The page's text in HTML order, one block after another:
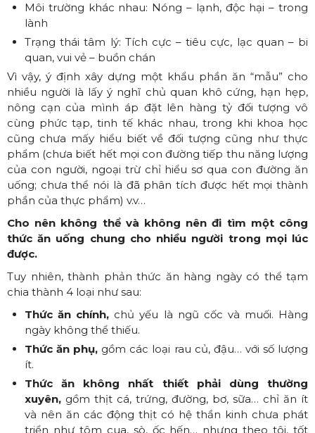
Môi trường khác nhau: Nóng – lạnh, độc hại – trong
lành
Trạng thái tâm lý: Tích cực – tiêu cực, lạc quan – bi
quan, vui vẻ – buồn chán
Vì vậy, ý định xây dựng một khẩu phần ăn “mẫu” cho
nhiều người là lấy ý nghĩ chủ quan khô cứng, hạn hẹp,
nông cạn của mình áp đặt lên hàng tỷ đối tượng vô
cùng phức tạp, tinh tế khác nhau, trong khi khoa học
cũng chưa mấy hiểu biết về đối tượng cũng như thực
phẩm (chưa biết hết mọi con đường tiếp thu năng lượng
của con người, ngoại trừ chỉ hiểu sơ qua con đường ăn
uống; chưa thể nói là đã phân tích được hết mọi thành
phần của thực phẩm) v.v…
Cho nên không thể và không nên đi tìm một công
thức ăn uống chung cho nhiều người trong mọi lúc
được.
Tuy nhiên, thành phản thức ăn hàng ngày có thể tạm
chia thành 4 loại như sau:
Thức ăn chính, chủ yếu là ngũ cốc và muối. Hàng
ngày không thể thiếu.
Thức ăn phụ, gồm các loại rau củ, đậu… với số lượng
ít.
Thức ăn không nhất thiết phải dùng thường
xuyên, gồm thịt cá, trứng, đường, bơ, sữa… chỉ ăn ít
và nên ăn các động thịt có hệ thần kinh chưa phát
triển như tôm cua, sò, ốc hến… nhưng theo tôi, tốt